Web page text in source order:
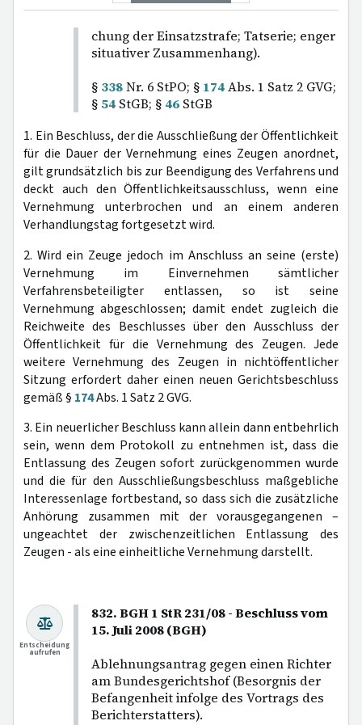
chung der Einsatzstrafe; Tatserie; enger
situativer Zusammenhang).
§ 338Nr. 6 StPO; § 174Abs. 1 Satz 2 GVG;
§ 54 StGB; § 46 StGB
1. Ein Beschluss, der die Ausschließung der Öffentlichkeit
für die Dauer der Vernehmung eines Zeugen anordnet,
gilt grundsätzlich bis zur Beendigung des Verfahrens und
deckt auch den Öffentlichkeitsausschluss, wenn eine
Vernehmung unterbrochen und an einem anderen
Verhandlungstag fortgesetzt wird.
2. Wird ein Zeuge jedoch im Anschluss an seine (erste)
Vernehmung im Einvernehmen sämtlicher
Verfahrensbeteiligter entlassen, so ist seine
Vernehmung abgeschlossen; damit endet zugleich die
Reichweite des Beschlusses über den Ausschluss der
Öffentlichkeit für die Vernehmung des Zeugen. Jede
weitere Vernehmung des Zeugen in nichtöffentlicher
Sitzung erfordert daher einen neuen Gerichtsbeschluss
gemäß § 174Abs. 1 Satz 2 GVG.
3. Ein neuerlicher Beschluss kann allein dann entbehrlich
sein, wenn dem Protokoll zu entnehmen ist, dass die
Entlassung des Zeugen sofort zurückgenommen wurde
und die für den Ausschließungsbeschluss maßgebliche
Interessenlage fortbestand, so dass sich die zusätzliche
Anhörung zusammen mit der vorausgegangenen –
ungeachtet der zwischenzeitlichen Entlassung des
Zeugen - als eine einheitliche Vernehmung darstellt.
832. BGH 1 StR 231/08 - Beschluss vom
15. Juli 2008 (BGH)
Ablehnungsantrag gegen einen Richter
am Bundesgerichtshof (Besorgnis der
Befangenheit infolge des Vortrags des
Berichterstatters).
Entscheidung
aufrufen